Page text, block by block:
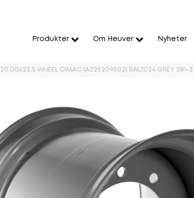
Produkter Om Heuver Nyheter
20.00x22.5 WHEEL CIMAC (A225209502) RAL7024 GREY 281-